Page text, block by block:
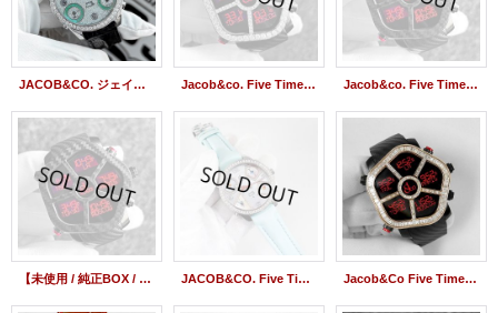
JACOB&CO. ジェイコブ アフターダイヤ ファイブタイムゾーン 47mm グリーンシェル 文字盤製作 パヴェダイヤモンド Jacob&co. Five Time Zone Ghost JC-GST-CBN Diamond Bezel Jacob&co. Five Time Zone Ghost JC-GST-CBN
【未使用 / 純正BOX / 保証書兼取扱説明書】JACOB&CO ジェイコブ ゴースト ファイブタイムゾーン JC-GST-CBN | 240222 JACOB&CO. Five Time Zone JC-42DA Diamond Mother of pearl 47mm QZ Jacob&Co Five Time Zone Ghost Baguette Diamond bezel JC-GST-CBN Black Rubber